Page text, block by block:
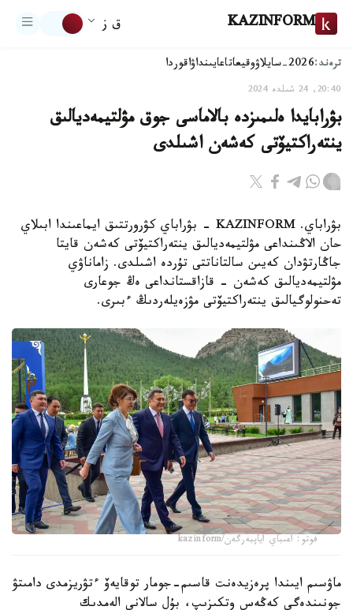
KAZINFORM ق ز
ترەند:2026-سايلاۋ وقيعاتاعايىنداۋاقوردا
20:40, 24 شىلدە 2024
بۋرابايدا ەلىمىزدە بالاماسى جوق مۋلتيمەديالىق
ينتەراكتيۆتى كەشەن اشىلدى
بۋراباي. KAZINFORM - بۋراباي كۋرورتتىق ايماعىندا ابىلاي
حان الاڭىنداعى مۋلتيمەديالىق ينتەراكتيۆتى كەشەن قايتا
جاڭارتۋدان كەيىن سالتاناتتى تۇردە اشىلدى. زاماناۋي
مۋلتيمەديالىق كەشەن - قازاقستانداعى ەڭ جوعارى
تەحنولوگيالىق ينتەراكتيۆتى مۋزەيلەردىڭ ءبىرى.
فوتو: اعىباي اياپبەرگەن/kazinform
ماۋسىم ايىندا پرەزيدەنت قاسىم-جومار توقايەۆ ءتۋريزمدى دامىتۋ
جونىندەگى كەڭەس وتكىزىپ، بۇل سالانى الەمدىك